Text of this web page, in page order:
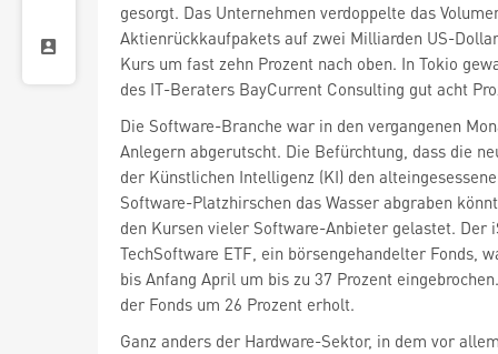
gesorgt. Das Unternehmen verdoppelte das
Aktienrückkaufpakets auf zwei Milliarden US-
Kurs um fast zehn Prozent nach oben. In Tokio
des IT-Beraters BayCurrent Consulting gut acht
Die Software-Branche war in den vergangenen
Anlegern abgerutscht. Die Befürchtung, dass die
der Künstlichen Intelligenz (KI) den
Software-Platzhirschen das Wasser abgraben
den Kursen vieler Software-Anbieter gelastet. Der
TechSoftware ETF, ein börsengehandelter Fonds,
bis Anfang April um bis zu 37 Prozent
der Fonds um 26 Prozent erholt.
Ganz anders der Hardware-Sektor, in dem vor